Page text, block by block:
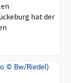
hat der